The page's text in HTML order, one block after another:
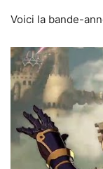
Voici la bande-